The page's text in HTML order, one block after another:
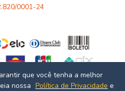
0001-24
que você tenha a melhor
nossa Política de Privacidade e